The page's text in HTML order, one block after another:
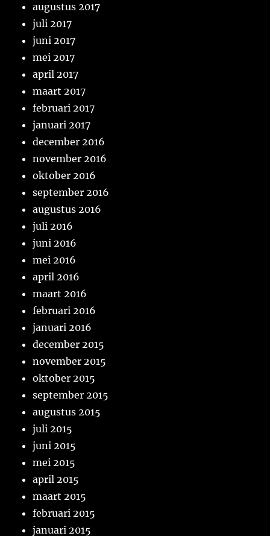
augustus 2017
juli 2017
juni 2017
mei 2017
april 2017
maart 2017
februari 2017
januari 2017
december 2016
november 2016
oktober 2016
september 2016
augustus 2016
juli 2016
juni 2016
mei 2016
april 2016
maart 2016
februari 2016
januari 2016
december 2015
november 2015
oktober 2015
september 2015
augustus 2015
juli 2015
juni 2015
mei 2015
april 2015
maart 2015
februari 2015
januari 2015